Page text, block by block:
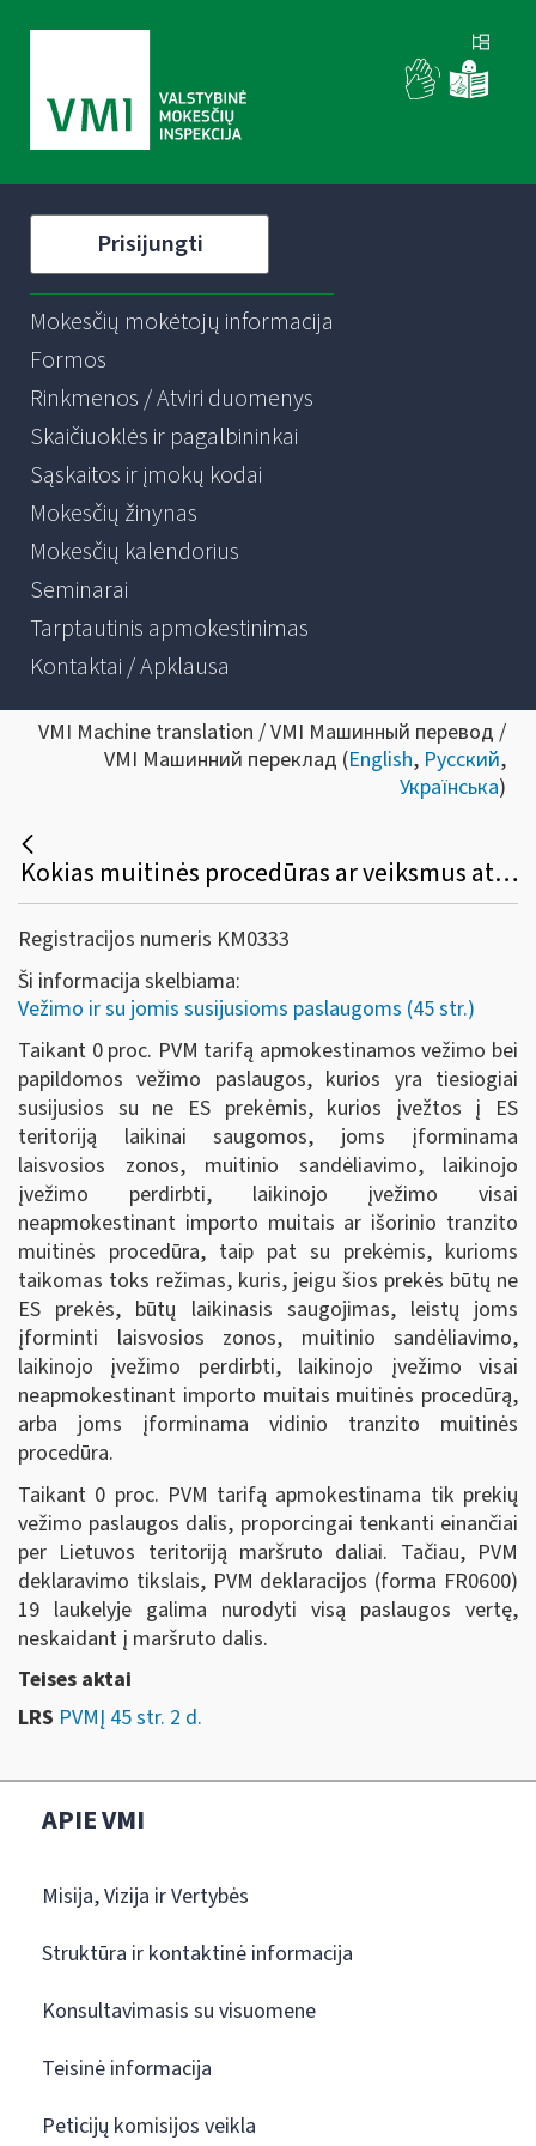
Prisijungti
Mokesčių mokėtojų informacija
Formos
Rinkmenos / Atviri duomenys
Skaičiuoklės ir pagalbininkai
Sąskaitos ir įmokų kodai
Mokesčių žinynas
Mokesčių kalendorius
Seminarai
Tarptautinis apmokestinimas
Kontaktai / Apklausa
VMI Machine translation / VMI Машинный перевод /
VMI Машинний переклад (English, Русский,
Українська)
Kokias muitinės procedūras ar veiksmus atlikus, vežimo ir papildomoms vežimo paslaugoms gali būti taikomas 0 proc. PVM tarifas?
Registracijos numeris KM0333
Ši informacija skelbiama:
Vežimo ir su jomis susijusioms paslaugoms (45 str.)
Taikant 0 proc. PVM tarifą apmokestinamos vežimo bei
papildomos vežimo paslaugos, kurios yra tiesiogiai
susijusios su ne ES prekėmis, kurios įvežtos į ES
teritoriją laikinai saugomos, joms įforminama
laisvosios zonos, muitinio sandėliavimo, laikinojo
įvežimo perdirbti, laikinojo įvežimo visai
neapmokestinant importo muitais ar išorinio tranzito
muitinės procedūra, taip pat su prekėmis, kurioms
taikomas toks režimas, kuris, jeigu šios prekės būtų ne
ES prekės, būtų laikinasis saugojimas, leistų joms
įforminti laisvosios zonos, muitinio sandėliavimo,
laikinojo įvežimo perdirbti, laikinojo įvežimo visai
neapmokestinant importo muitais muitinės procedūrą,
arba joms įforminama vidinio tranzito muitinės
procedūra.
Taikant 0 proc. PVM tarifą apmokestinama tik prekių
vežimo paslaugos dalis, proporcingai tenkanti einančiai
per Lietuvos teritoriją maršruto daliai. Tačiau, PVM
deklaravimo tikslais, PVM deklaracijos (forma FR0600)
19 laukelyje galima nurodyti visą paslaugos vertę,
neskaidant į maršruto dalis.
Teises aktai
LRS PVMĮ 45 str. 2 d.
APIE VMI
Misija, Vizija ir Vertybės
Struktūra ir kontaktinė informacija
Konsultavimasis su visuomene
Teisinė informacija
Peticijų komisijos veikla